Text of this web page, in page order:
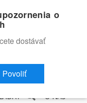
FILMOVÁ DATABÁZA
O NÁS
o
dostávať
Povoliť